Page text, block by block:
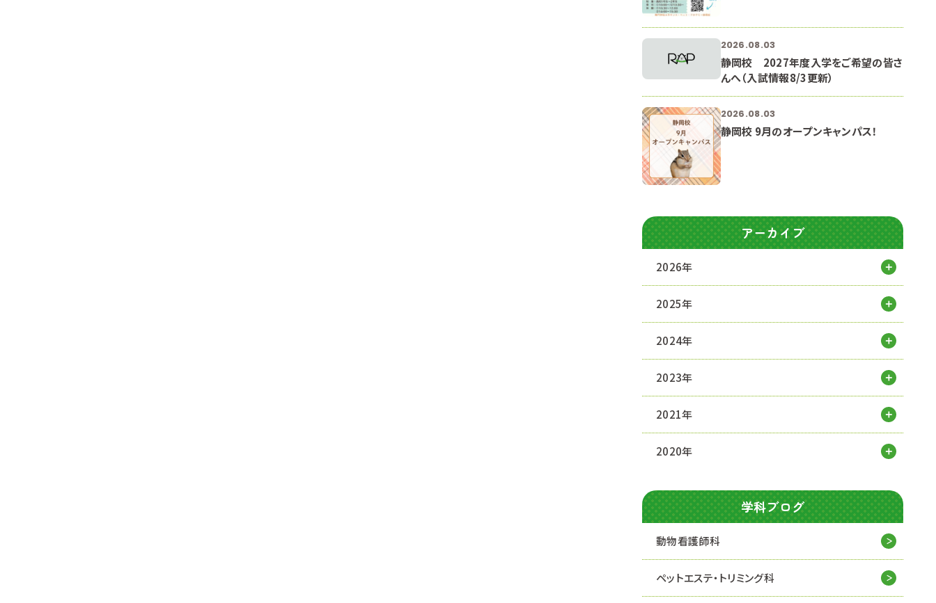
2026.08.03
静岡校 2027年度入学をご希望の皆さ
んへ（入試情報8/3更新）
2026.08.03
静岡校 9月のオープンキャンパス！
アーカイブ
2026年
2025年
2024年
2023年
2021年
2020年
学科ブログ
動物看護師科
ペットエステ・トリミング科